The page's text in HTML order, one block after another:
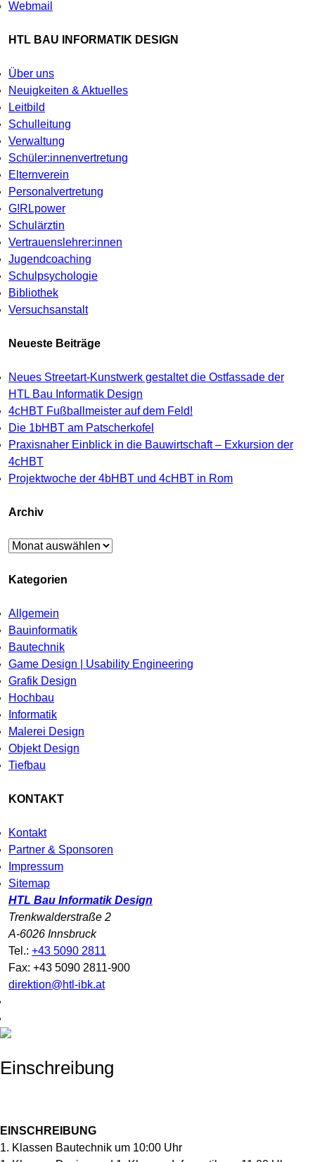
Webmail
HTL BAU INFORMATIK DESIGN
Über uns
Neuigkeiten & Aktuelles
Leitbild
Schulleitung
Verwaltung
Schüler:innenvertretung
Elternverein
Personalvertretung
G!RLpower
Schulärztin
Vertrauenslehrer:innen
Jugendcoaching
Schulpsychologie
Bibliothek
Versuchsanstalt
Neueste Beiträge
Neues Streetart-Kunstwerk gestaltet die Ostfassade der
HTL Bau Informatik Design
4cHBT Fußballmeister auf dem Feld!
Die 1bHBT am Patscherkofel
Praxisnaher Einblick in die Bauwirtschaft – Exkursion der
4cHBT
Projektwoche der 4bHBT und 4cHBT in Rom
Archiv
Archiv
Kategorien
Allgemein
Bauinformatik
Bautechnik
Game Design | Usability Engineering
Grafik Design
Hochbau
Informatik
Malerei Design
Objekt Design
Tiefbau
KONTAKT
Kontakt
Partner & Sponsoren
Impressum
Sitemap
HTL Bau Informatik Design
Trenkwalderstraße 2
A-6026 Innsbruck
Tel.: +43 5090 2811
Fax: +43 5090 2811-900
direktion@htl-ibk.at
Einschreibung
EINSCHREIBUNG
1. Klassen Bautechnik um 10:00 Uhr